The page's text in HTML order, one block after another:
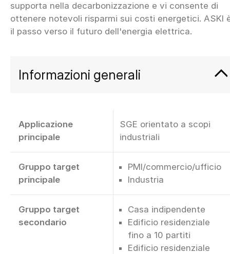
supporta nella decarbonizzazione e vi consente di
ottenere notevoli risparmi sui costi energetici. ASKI
Informazioni generali
Applicazione
principale
SGE orientato a scopi
industriali
Gruppo target
principale
PMI/commercio/ufficio
Industria
Gruppo target
secondario
Casa indipendente
Edificio residenziale
fino a 10 partiti
Edificio residenziale